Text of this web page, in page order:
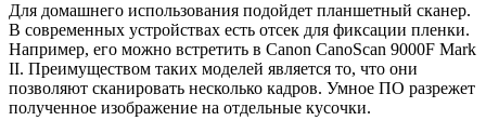
Для домашнего использования подойдет планшетный сканер.
В современных устройствах есть отсек для фиксации пленки.
Например, его можно встретить в Canon CanoScan 9000F Mark
II. Преимуществом таких моделей является то, что они
позволяют сканировать несколько кадров. Умное ПО разрежет
полученное изображение на отдельные кусочки.